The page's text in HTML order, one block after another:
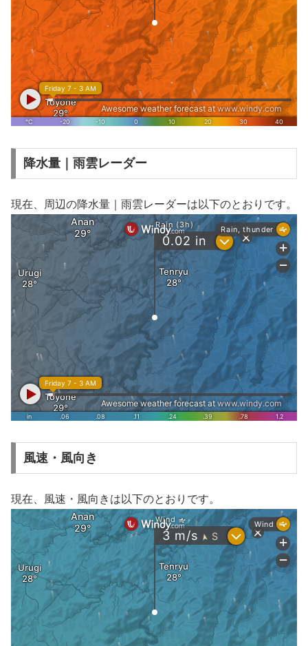
降水量｜雨雲レーダー
現在、周辺の降水量｜雨雲レーダーは以下のとおりです。
風速・風向き
現在、風速・風向きは以下のとおりです。